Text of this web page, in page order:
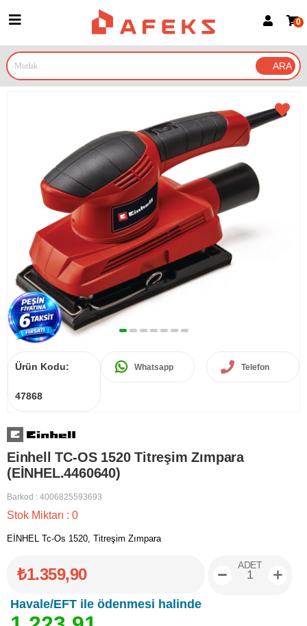
Google İle Bağlan
0
Ürün Kodu:
47868
Whatsapp Telefon
Einhell TC-OS 1520 Titreşim Zımpara
(EİNHEL.4460640)
Barkod : 4006825593693
Stok Miktarı : 0
EİNHEL Tc-Os 1520, Titreşim Zımpara
₺1.359,90
Havale/EFT ile ödenmesi halinde
ADET